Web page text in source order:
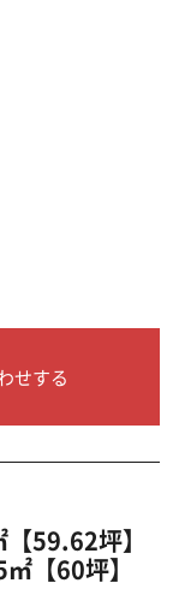
せする
59.62坪】
【60坪】